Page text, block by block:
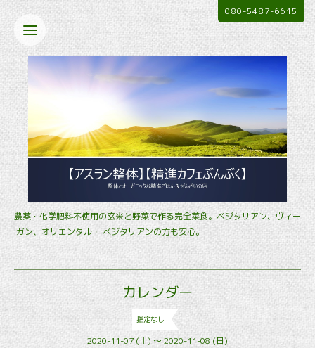
農薬・化学肥料不使用の玄米と野菜で作る完全菜食。ベジタリアン、ヴィー
ガン、オリエンタル・ ベジタリアンの方も安心。
080-5487-6615
カレンダー
指定なし
2020-11-07 (土) ～ 2020-11-08 (日)